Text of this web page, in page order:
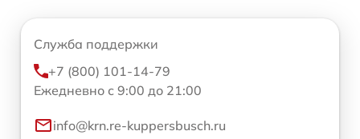
Служба поддержки
+7 (800) 101-14-79
Ежедневно с 9:00 до 21:00
info@krn.re-kuppersbusch.ru